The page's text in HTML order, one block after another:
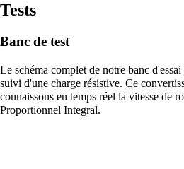
Tests
Banc de test
Le schéma complet de notre banc
suivi d'une charge résistive. Ce
connaissons en temps réel la vitesse de
Proportionnel Integral.